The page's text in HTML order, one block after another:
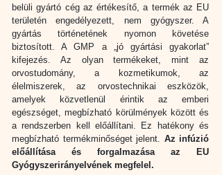
belüli gyártó cég az értékesítő, a termék az EU
területén engedélyezett, nem gyógyszer. A
gyártás történetének nyomon követése
biztosított. A GMP a „jó gyártási gyakorlat”
kifejezés. Az olyan termékeket, mint az
orvostudomány, a kozmetikumok, az
élelmiszerek, az orvostechnikai eszközök,
amelyek közvetlenül érintik az emberi
egészséget, megbízható körülmények között és
a rendszerben kell előállítani. Ez hatékony és
megbízható termékminőséget jelent. Az infúzió
előállítása és forgalmazása az EU
Gyógyszerirányelvének megfelel.